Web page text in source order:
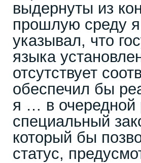
выдернуты из
прошлую среду я
указывал, что
языка
отсутствует
обеспечил бы
я … в очередной
специальный
который бы
статус,